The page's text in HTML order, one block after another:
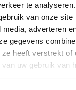
te
van onze site
adverteren
gegevens
ze heeft verstrekt of
uw gebruik van
Ihr neuer
auf diese
mit seinen
und
die
in